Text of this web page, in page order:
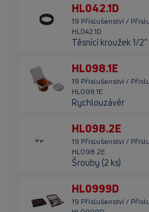
HL042.1D
19 Příslušenství /
HL042.1D
Těsnící kroužek 1/2"
HL098.1E
19 Příslušenství /
HL098.1E
Rychlouzávěr
HL098.2E
19 Příslušenství /
HL098.2E
Šrouby (2 ks)
HL0999D
19 Příslušenství /